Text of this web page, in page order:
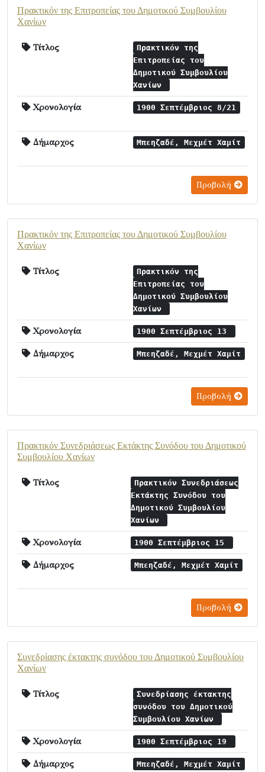
Πρακτικόν της Επιτροπείας του Δημοτικού Συμβουλίου
Χανίων
Τίτλος
Πρακτικόν της
Επιτροπείας του
Δημοτικού Συμβουλίου
Χανίων
Χρονολογία 1900 Σεπτέμβριος 8/21
Δήμαρχος Μπεηζαδέ, Μεχμέτ Χαμίτ
Προβολή
Πρακτικόν της Επιτροπείας του Δημοτικού Συμβουλίου
Χανίων
Τίτλος
Πρακτικόν της
Επιτροπείας του
Δημοτικού Συμβουλίου
Χανίων
Χρονολογία 1900 Σεπτέμβριος 13
Δήμαρχος Μπεηζαδέ, Μεχμέτ Χαμίτ
Προβολή
Πρακτικόν Συνεδριάσεως Εκτάκτης Συνόδου του Δημοτικού
Συμβουλίου Χανίων
Τίτλος
Πρακτικόν Συνεδριάσεως
Εκτάκτης Συνόδου του
Δημοτικού Συμβουλίου
Χανίων
Χρονολογία 1900 Σεπτέμβριος 15
Δήμαρχος Μπεηζαδέ, Μεχμέτ Χαμίτ
Προβολή
Συνεδρίασης έκτακτης συνόδου του Δημοτικού Συμβουλίου
Χανίων
Τίτλος
Συνεδρίασης έκτακτης
συνόδου του Δημοτικού
Συμβουλίου Χανίων
Χρονολογία 1900 Σεπτέμβριος 19
Δήμαρχος Μπεηζαδέ, Μεχμέτ Χαμίτ